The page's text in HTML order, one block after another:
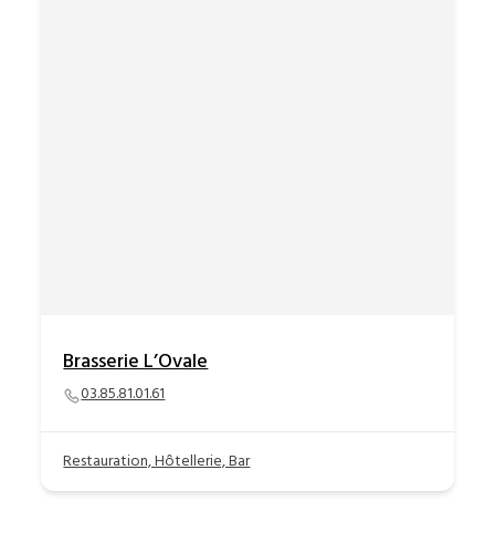
Brasserie L’Ovale
03.85.81.01.61
Restauration, Hôtellerie, Bar